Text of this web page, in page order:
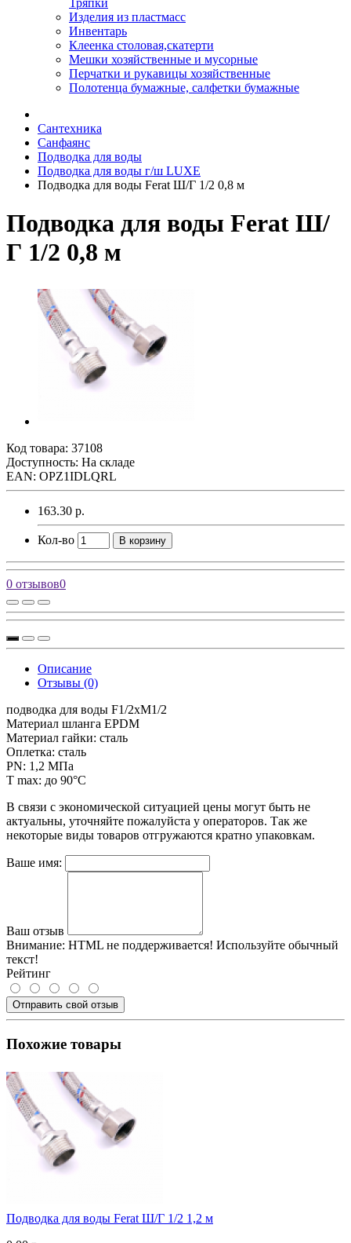
Тряпки
Изделия из пластмасс
Инвентарь
Клеенка столовая,скатерти
Мешки хозяйственные и мусорные
Перчатки и рукавицы хозяйственные
Полотенца бумажные, салфетки бумажные
Сантехника
Санфаянс
Подводка для воды
Подводка для воды г/ш LUXE
Подводка для воды Ferat Ш/Г 1/2 0,8 м
Подводка для воды Ferat Ш/
Г 1/2 0,8 м
Код товара: 37108
Доступность: На складе
EAN: OPZ1IDLQRL
163.30 р.
Кол-во В корзину
0 отзывов0
Описание
Отзывы (0)
подводка для воды F1/2xМ1/2
Материал шланга EPDM
Материал гайки: сталь
Оплетка: сталь
PN: 1,2 МПа
T max: до 90°С
В связи с экономической ситуацией цены могут быть не
актуальны, уточняйте пожалуйста у операторов. Так же
некоторые виды товаров отгружаются кратно упаковкам.
Ваше имя:
Ваш отзыв
Внимание: HTML не поддерживается! Используйте обычный
текст!
Рейтинг
Отправить свой отзыв
Похожие товары
Подводка для воды Ferat Ш/Г 1/2 1,2 м